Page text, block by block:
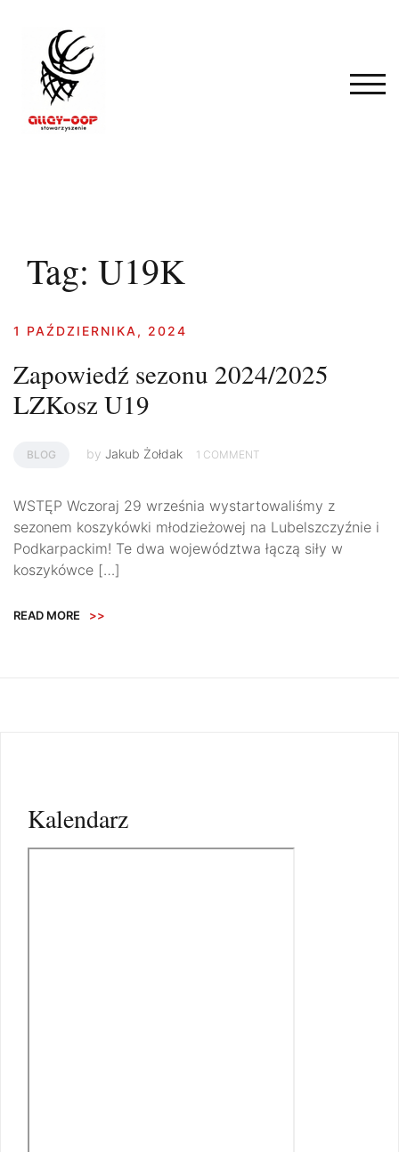
content
Tag: U19K
1 PAŹDZIERNIKA, 2024
Zapowiedź sezonu 2024/2025
LZKosz U19
BLOG by Jakub Żołdak 1 COMMENT
WSTĘP Wczoraj 29 września wystartowaliśmy z
sezonem koszykówki młodzieżowej na Lubelszczyźnie i
Podkarpackim! Te dwa województwa łączą siły w
koszykówce […]
READ MORE >>
Kalendarz